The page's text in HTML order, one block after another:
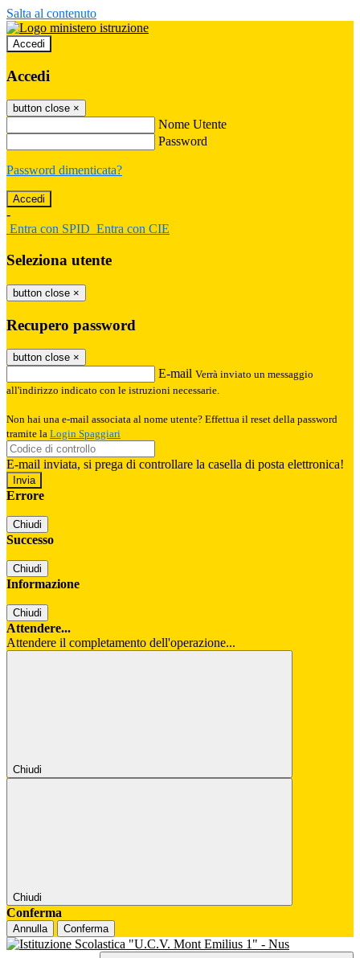
Salta al contenuto
Accedi
Accedi
button close ×
Nome Utente
Password
Password dimenticata?
-
Entra con SPID Entra con CIE
Seleziona utente
button close ×
Recupero password
button close ×
E-mail Verrà inviato un messaggio
all'indirizzo indicato con le istruzioni necessarie.
Non hai una e-mail associata al nome utente? Effettua il reset della password
tramite la Login Spaggiari
E-mail inviata, si prega di controllare la casella di posta elettronica!
Errore
Chiudi
Successo
Chiudi
Informazione
Chiudi
Attendere...
Attendere il completamento dell'operazione...
Chiudi
Chiudi
Conferma
Annulla Conferma